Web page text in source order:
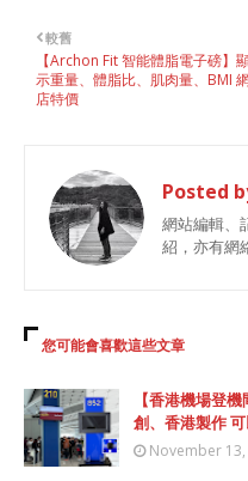
較舊
【Archon Fit 智能體脂電子磅】
示重量、體脂比、肌肉量、BMI
店特價
Posted
網站編輯、
紹，亦有網
您可能會喜歡這些文章
【香港機場登
創、香港製作
November 13,